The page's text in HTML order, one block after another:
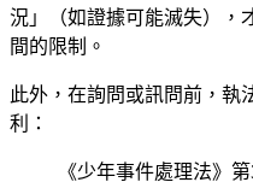
況」（如證據可能滅失），
間的限制。
此外，在詢問或訊問前，執
利：
《少年事件處理法》